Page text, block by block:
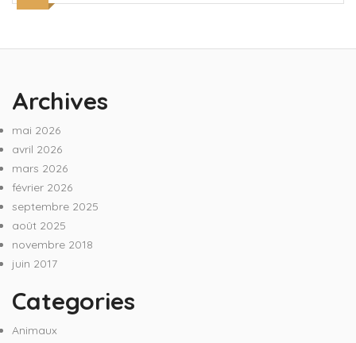
Archives
mai 2026
avril 2026
mars 2026
février 2026
septembre 2025
août 2025
novembre 2018
juin 2017
Categories
Animaux